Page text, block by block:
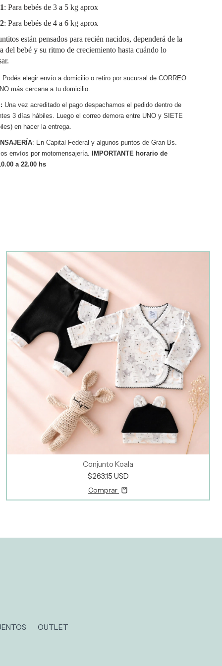
: Para bebés de 3 a 5 kg aprox
: Para bebés de 4 a 6 kg aprox
están pensados para recién nacidos, dependerá de la
del bebé y su ritmo de creciemiento hasta cuándo lo
Podés elegir envío a domicilio o retiro por sucursal de CORREO
más cercana a tu domicilio.
Una vez acreditado el pago despachamos el pedido dentro de
3 días hábiles. Luego el correo demora entre UNO y SIETE
en hacer la entrega.
: En Capital Federal y algunos puntos de Gran Bs.
envíos por motomensajería.
IMPORTANTE horario de
a 22.00 hs
Conjunto Koala
$263.15 USD
Comprar
OUTLET